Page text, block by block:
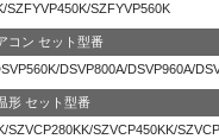
SZFYVP450K/SZFYVP560K
コン セット型番
DSVP800A/DSVP960A/
形 セット型番
SZVCP280KK/SZVCP450KK/